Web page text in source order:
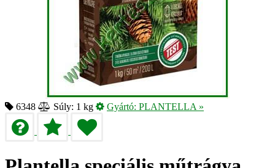
6348 Súly: 1 kg Gyártó: PLANTELLA »